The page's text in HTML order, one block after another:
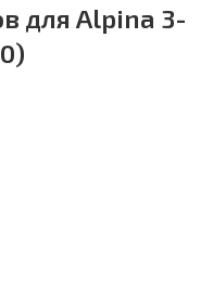
для Alpina 3-